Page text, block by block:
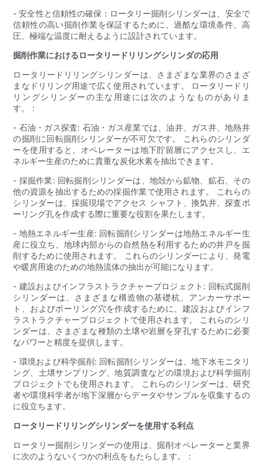
- 安全性と信頼性の確保：ロータリー掘削シリンダーは、安全で
信頼性の高い掘削作業を保証するために、過酷な環境条件、高
圧、極端な温度に耐えるように設計されています。
掘削作業におけるロータリードリリングシリンダの応用
ロータリードリリングシリンダーは、さまざまな業界のさまざ
まなドリリング用途で広く使用されています。 ロータリードリ
リングシリンダーの主な用途には次のようなものがありま
す。：
- 石油・ガス探査: 石油・ガス産業では、油井、ガス井、地熱井
の掘削に回転掘削シリンダーが不可欠です。 これらのシリンダ
ーを使用すると、オペレーターは地下貯留層にアクセスし、エ
ネルギー生産のために貴重な炭化水素を抽出できます。
- 採掘作業: 回転掘削シリンダーは、地殻から鉱物、鉱石、その
他の資源を抽出するための採掘作業で使用されます。 これらの
シリンダーは、採掘現場でアクセス シャフト、換気井、探査ボ
ーリング孔を作成する際に重要な役割を果たします。
- 地熱エネルギー生産: 回転掘削シリンダーは地熱エネルギー生
産に役立ち、地球内部からの自然熱を利用するための井戸を掘
削するために使用されます。 これらのシリンダーにより、発電
や暖房用途のための地熱流体の抽出が可能になります。
- 建設およびインフラストラクチャープロジェクト: 回転式掘削
シリンダーは、さまざまな構造物の基礎杭、アンカーサポー
ト、およびボーリング穴を作成するために、建設およびインフ
ラストラクチャープロジェクトで使用されます。 これらのシリ
ンダーは、さまざまな種類の土壌や岩層を穿孔するために必要
なパワーと精度を提供します。
- 環境および科学掘削: 回転掘削シリンダーは、地下水モニタリ
ング、土壌サンプリング、地質調査などの環境および科学掘削
プロジェクトでも使用されます。 これらのシリンダーは、研究
者や環境科学者が地下深層からデータやサンプルを収集するの
に役立ちます。
ロータリードリリングシリンダーを使用する利点
ロータリー掘削シリンダーの使用は、掘削オペレーターと業界
に次のようないくつかの利点をもたらします。：